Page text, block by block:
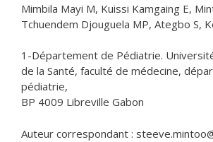
Mimbila Mayi M, Kuissi Kamgaing E,
Tchuendem Djouguela MP, Ategbo S,
1-Département de Pédiatrie.
de la Santé, faculté de médecine,
pédiatrie,
BP 4009 Libreville Gabon
Auteur correspondant :